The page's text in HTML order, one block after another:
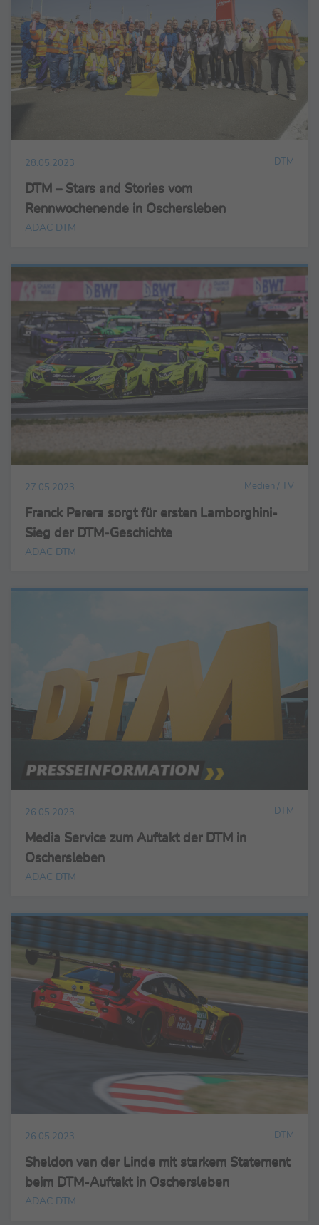
28.05.2023 DTM
DTM – Stars and Stories vom
Rennwochenende in Oschersleben
ADAC DTM
27.05.2023 Medien / TV
Franck Perera sorgt für ersten Lamborghini-
Sieg der DTM-Geschichte
ADAC DTM
26.05.2023 DTM
Media Service zum Auftakt der DTM in
Oschersleben
ADAC DTM
26.05.2023 DTM
Sheldon van der Linde mit starkem Statement
beim DTM-Auftakt in Oschersleben
ADAC DTM